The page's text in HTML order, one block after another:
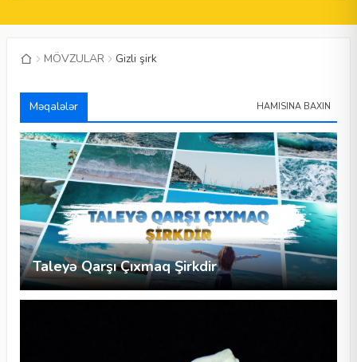
MÖVZULAR Gizli şirk
Məqalələr HAMISINA BAXIN
Taleyə Qarşı Çıxmaq Şirkdir